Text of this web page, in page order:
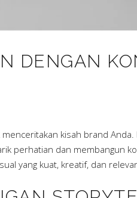
DENGAN
kisah brand
perhatian dan membangun
yang kuat, kreatif, dan